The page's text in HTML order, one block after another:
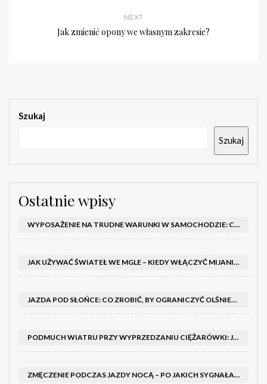
NEXT
Jak zmienić opony we własnym zakresie?
Szukaj
Szukaj
Ostatnie wpisy
WYPOSAŻENIE NA TRUDNE WARUNKI W SAMOCHODZIE: CO MIEĆ ZIMĄ, W TRASIE I NA WYPADEK AWARII
JAK UŻYWAĆ ŚWIATEŁ WE MGLE – KIEDY WŁĄCZYĆ MIJANIA I PRZECIWMGIELNE ORAZ CZEGO NIE ROBIĆ
JAZDA POD SŁOŃCE: CO ZROBIĆ, BY OGRANICZYĆ OLŚNIENIE I POPRAWIĆ WIDOCZNOŚĆ
PODMUCH WIATRU PRZY WYPRZEDZANIU CIĘŻARÓWKI: JAK UTRZYMAĆ TOR JAZDY I OPANOWAĆ AUTO
ZMĘCZENIE PODCZAS JAZDY NOCĄ – PO JAKICH SYGNAŁACH ROZPOZNAĆ SENNOŚĆ ZA KIEROWNICĄ I KIEDY ZROBIĆ PRZERWĘ